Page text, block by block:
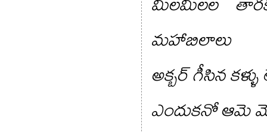
మహాబిలాలు
అక్బర్ గీసిన
ఎందుకనో